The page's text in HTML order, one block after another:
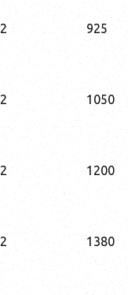
2 925
2 1050
2 1200
2 1380